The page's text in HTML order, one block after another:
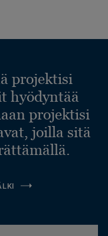
projektisi
hyödyntää
projektisi
joilla sitä